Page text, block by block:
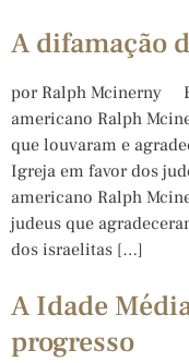
A difamação
por Ralph Mcinerny
americano Ralph
que louvaram e
Igreja em favor dos
americano Ralph
judeus que
dos israelitas […]
A Idade
progresso